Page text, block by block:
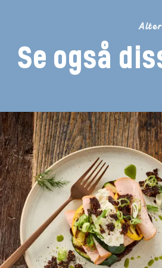
Se også